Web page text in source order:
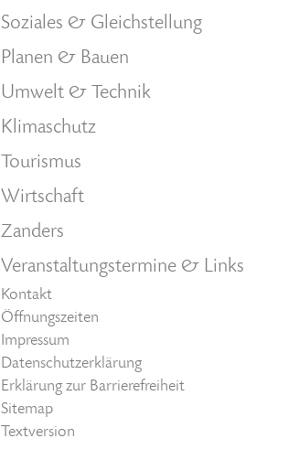
Soziales & Gleichstellung
Planen & Bauen
Umwelt & Technik
Klimaschutz
Tourismus
Wirtschaft
Zanders
Veranstaltungstermine & Links
Kontakt
Öffnungszeiten
Impressum
Datenschutzerklärung
Erklärung zur Barrierefreiheit
Sitemap
Textversion